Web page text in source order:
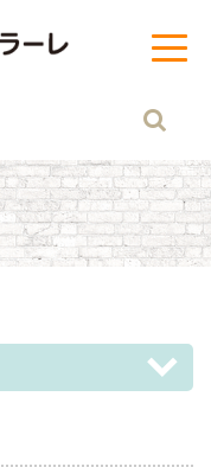
黒部
t
o
v
i
g
a
t
i
o